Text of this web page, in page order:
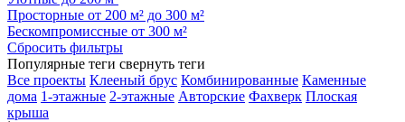
Просторные от 200 м² до 300 м²
Бескомпромиссные от 300 м²
Сбросить фильтры
Популярные теги свернуть теги
Все проекты Клееный брус Комбинированные Каменные
дома 1-этажные 2-этажные Авторские Фахверк Плоская
крыша